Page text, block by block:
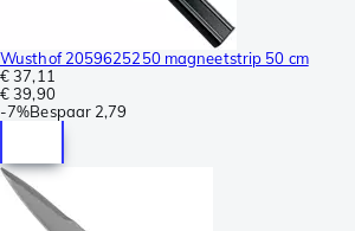
Wusthof 2059625250 magneetstrip 50 cm
€ 37,11
€ 39,90
-7%Bespaar 2,79